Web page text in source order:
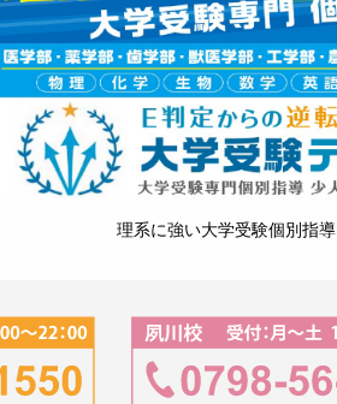
理系に強い大学受験個別指導